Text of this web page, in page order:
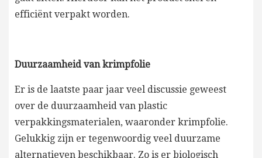
efficiënt verpakt worden.
Duurzaamheid van krimpfolie
Er is de laatste paar jaar veel discussie geweest
over de duurzaamheid van plastic
verpakkingsmaterialen, waaronder krimpfolie.
Gelukkig zijn er tegenwoordig veel duurzame
alternatieven beschikbaar. Zo is er biologisch